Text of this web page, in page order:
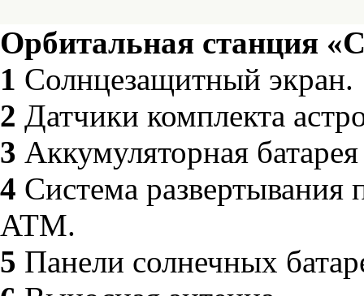
Орбитальная станция
1 Солнцезащитный экран.
2 Датчики комплекта
3 Аккумуляторная
4 Система развертывания
ATM.
5 Панели солнечных